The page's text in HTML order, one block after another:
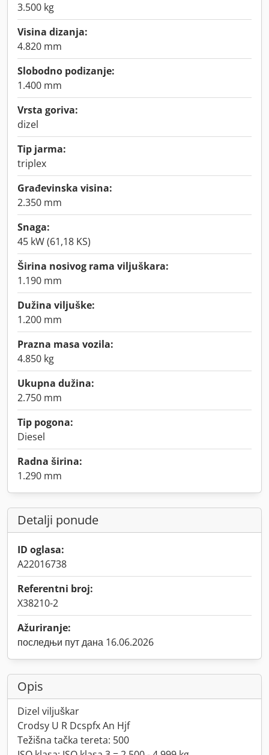
3.500 kg
Visina dizanja:
4.820 mm
Slobodno podizanje:
1.400 mm
Vrsta goriva:
dizel
Tip jarma:
triplex
Građevinska visina:
2.350 mm
Snaga:
45 kW (61,18 KS)
Širina nosivog rama viljuškara:
1.190 mm
Dužina viljuške:
1.200 mm
Prazna masa vozila:
4.850 kg
Ukupna dužina:
2.750 mm
Tip pogona:
Diesel
Radna širina:
1.290 mm
Detalji ponude
ID oglasa:
A22016738
Referentni broj:
X38210-2
Ažuriranje:
последњи пут дана 16.06.2026
Opis
Dizel viljuškar
Crodsy U R Dcspfx An Hjf
Težišna tačka tereta: 500